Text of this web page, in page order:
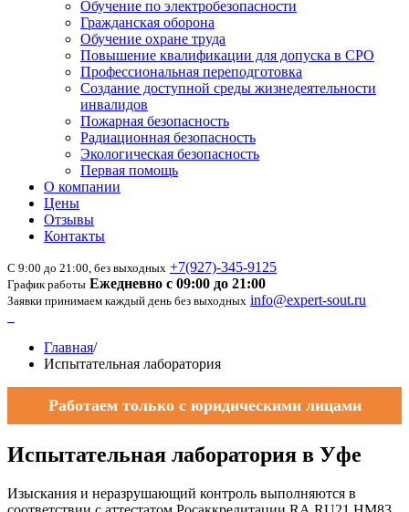
Обучение по электробезопасности
Гражданская оборона
Обучение охране труда
Повышение квалификации для допуска в СРО
Профессиональная переподготовка
Создание доступной среды жизнедеятельности
инвалидов
Пожарная безопасность
Радиационная безопасность
Экологическая безопасность
Первая помощь
О компании
Цены
Отзывы
Контакты
С 9:00 до 21:00, без выходных +7(927)-345-9125
График работы Ежедневно с 09:00 до 21:00
Заявки принимаем каждый день без выходных info@expert-sout.ru
Главная/
Испытательная лаборатория
Работаем только с юридическими лицами
Испытательная лаборатория в Уфе
Изыскания и неразрушающий контроль выполняются в